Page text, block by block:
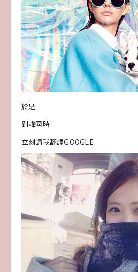
於是
到韓國時
立刻請我翻譯GOOGLE